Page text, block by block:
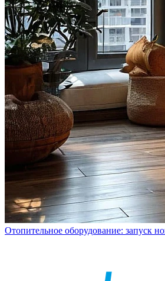
Отопительное оборудование: запуск